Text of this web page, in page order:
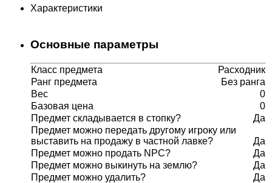
Характеристики
Основные параметры
Класс предмета
Расходник
Ранг предмета
Без ранга
Вес
0
Базовая цена
0
Предмет складывается в стопку?
Да
Предмет можно передать другому игроку или
выставить на продажу в частной лавке?
Да
Предмет можно продать NPC?
Да
Предмет можно выкинуть на землю?
Да
Предмет можно удалить?
Да